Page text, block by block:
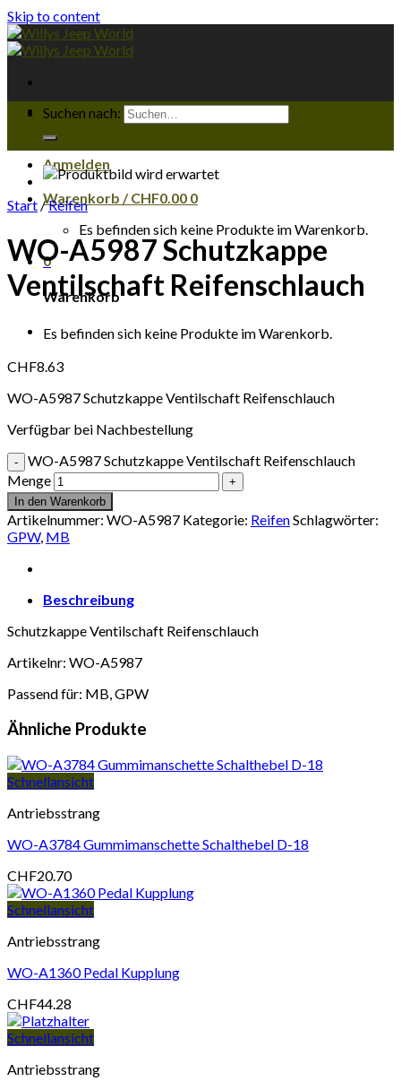
Skip to content
Suchen nach:
Anmelden
Warenkorb /CHF0.00 0
Es befinden sich keine Produkte im Warenkorb.
0
Warenkorb
Es befinden sich keine Produkte im Warenkorb.
Start /Reifen
WO-A5987 Schutzkappe
Ventilschaft Reifenschlauch
CHF8.63
WO-A5987 Schutzkappe Ventilschaft Reifenschlauch
Verfügbar bei Nachbestellung
WO-A5987 Schutzkappe Ventilschaft Reifenschlauch
Menge
In den Warenkorb
Artikelnummer: WO-A5987 Kategorie: ReifenSchlagwörter:
GPW, MB
Beschreibung
Schutzkappe Ventilschaft Reifenschlauch
Artikelnr: WO-A5987
Passend für: MB, GPW
Ähnliche Produkte
Schnellansicht
Antriebsstrang
WO-A3784 Gummimanschette Schalthebel D-18
CHF20.70
Schnellansicht
Antriebsstrang
WO-A1360 Pedal Kupplung
CHF44.28
Schnellansicht
Antriebsstrang